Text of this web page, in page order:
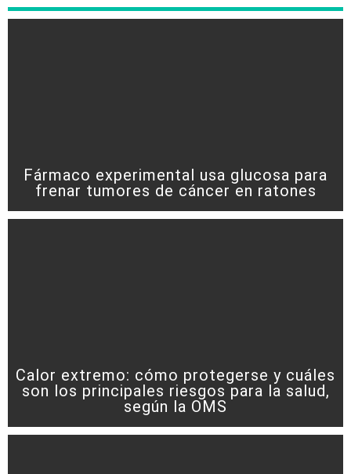
Fármaco experimental usa glucosa para
frenar tumores de cáncer en ratones
Calor extremo: cómo protegerse y cuáles
son los principales riesgos para la salud,
según la OMS